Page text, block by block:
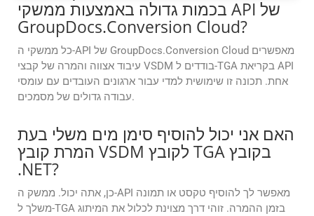
בכמות גדולה באמצעות ממשקי API של
GroupDocs.Conversion Cloud?
כל ממשקי ה-API של GroupDocs.Conversion Cloud מאפשרים
עיבוד אצווה והמרה של קבצי VSDM בודדים ל-TGA בקריאת API
אחת. תכונה זו שימושית למדי עבור ארגונים העובדים עם עומסי
עבודה גדולים של מסמכים.
האם אני יכול להוסיף סימן מים משלי בעת
המרת קובץ VSDM לקובץ TGA בקובץ
.NET?
כן, אתה יכול. ממשק ה-API מאפשר לך להוסיף טקסט או תמונה
משלך ל-TGA בזמן ההמרה. זוהי דרך מצוינת לכלול את המיתוג